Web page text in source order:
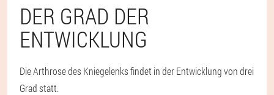
DER GRAD DER
ENTWICKLUNG
Die Arthrose des Kniegelenks findet in der Entwicklung von drei
Grad statt.